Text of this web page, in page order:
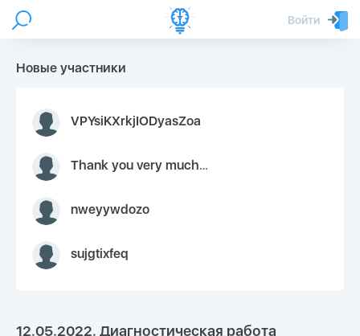
Войти
Новые участники
VPYsiKXrkjIODyasZoa
Thank you very much for your inquiry We appreciate you 9126052 https://youtube.com faceapple !
nweyywdozo
sujgtixfeq
12.05.2022. Диагностическая работа